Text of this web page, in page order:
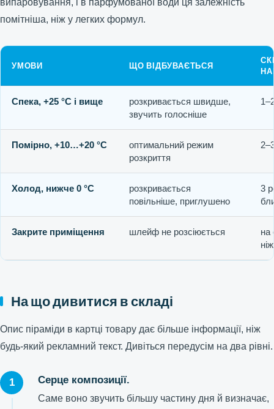
помітніша, ніж у легких формул.
УМОВИ ЩО ВІДБУВАЄТЬСЯ
Спека, +25 °C і вище
розкривається швидше,
звучить голосніше
Помірно, +10…+20 °C
оптимальний режим
розкриття
Холод, нижче 0 °C
розкривається
повільніше, приглушено
3
Закрите приміщення шлейф не розсіюється
на
На що дивитися в складі
Опис піраміди в картці товару дає більше інформації, ніж
будь-який рекламний текст. Дивіться передусім на два рівні.
Серце композиції.
Саме воно звучить більшу частину дня й визначає,